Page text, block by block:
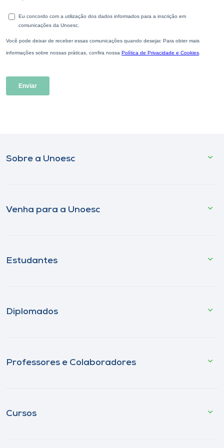
Sobre a Unoesc
Venha para a Unoesc
Estudantes
Diplomados
Professores e Colaboradores
Cursos